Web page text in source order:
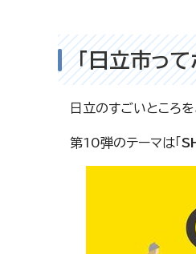
「日立市っ
日立のすごいところを
第10弾のテーマは「